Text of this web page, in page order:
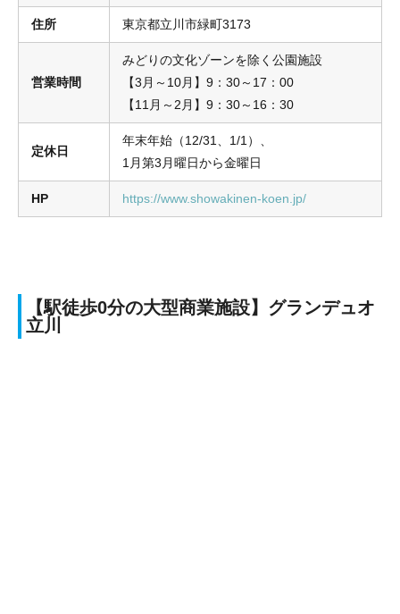
住所 東京都立川市緑町3173
営業時間
みどりの文化ゾーンを除く公園施設
【3月～10月】9：30～17：00
【11月～2月】9：30～16：30
定休日
年末年始（12/31、1/1）、
1月第3月曜日から金曜日
HP https://www.showakinen-koen.jp/
【駅徒歩0分の大型商業施設】グランデュオ
立川